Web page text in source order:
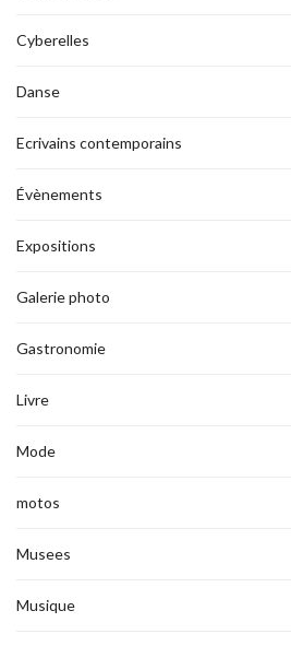
Cyberelles
Danse
Ecrivains contemporains
Évènements
Expositions
Galerie photo
Gastronomie
Livre
Mode
motos
Musees
Musique